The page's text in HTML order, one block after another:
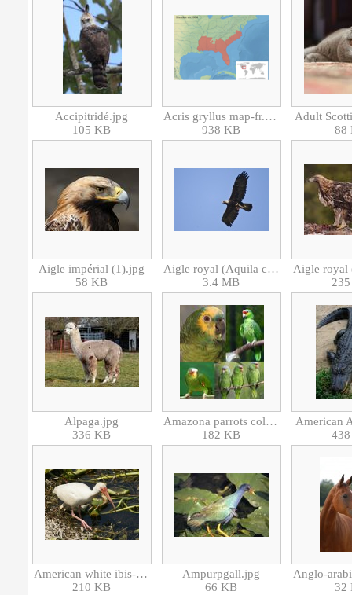
Accipitridé.jpg
105 KB
Acris gryllus map-fr.svg.png
938 KB
Adult
88
Aigle impérial (1).jpg
58 KB
Aigle royal (Aquila chrysaetos)-Rapace-9232.jpg
3.4 MB
Alpaga.jpg
336 KB
Amazona parrots collage.jpg
182 KB
American
American white ibis-Ibis blanc (Eudocimus albus).jpg
210 KB
Ampurpgall.jpg
66 KB
32